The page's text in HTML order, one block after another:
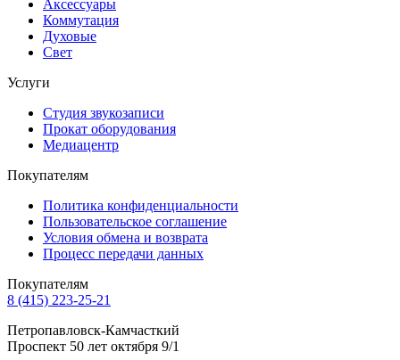
Аксессуары
Коммутация
Духовые
Свет
Услуги
Студия звукозаписи
Прокат оборудования
Медиацентр
Покупателям
Политика конфиденциальности
Пользовательское соглашение
Условия обмена и возврата
Процесс передачи данных
Покупателям
8 (415) 223-25-21
Петропавловск-Камчасткий
Проспект 50 лет октября 9/1